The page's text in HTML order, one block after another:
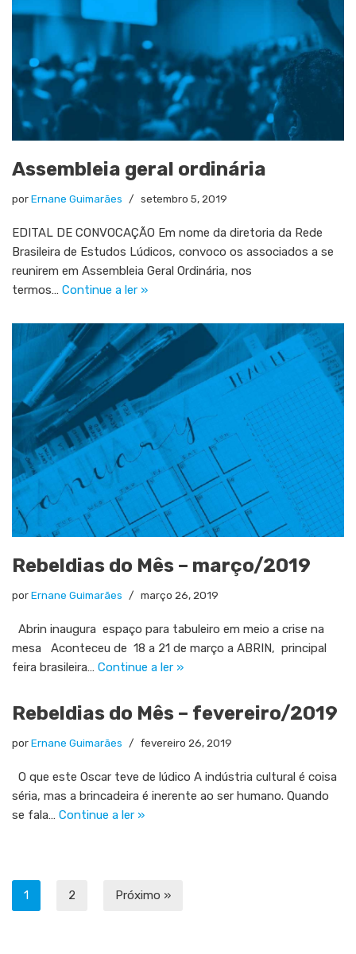
Assembleia geral ordinária
porErnane Guimarães setembro 5, 2019
EDITAL DE CONVOCAÇÃO Em nome da diretoria da Rede
Brasileira de Estudos Lúdicos, convoco os associados a se
reunirem em Assembleia Geral Ordinária, nos
termos… Continue a ler »
Rebeldias do Mês – março/2019
porErnane Guimarães março 26, 2019
Abrin inaugura espaço para tabuleiro em meio a crise na
mesa Aconteceu de 18 a 21 de março a ABRIN, principal
feira brasileira… Continue a ler »
Rebeldias do Mês – fevereiro/2019
porErnane Guimarães fevereiro 26, 2019
O que este Oscar teve de lúdico A indústria cultural é coisa
séria, mas a brincadeira é inerente ao ser humano. Quando
se fala… Continue a ler »
1 2 Próximo »